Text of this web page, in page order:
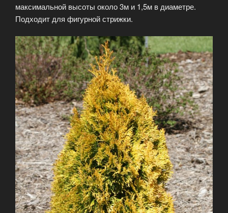
максимальной высоты около 3м и 1,5м в диаметре.
Подходит для фигурной стрижки.